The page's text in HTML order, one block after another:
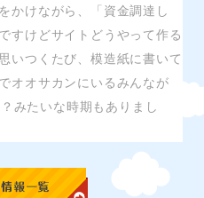
かけながら、「資金調達し
すけどサイトどうやって作る
いつくたび、模造紙に書いて
オオサカンにいるみんなが
みたいな時期もありまし